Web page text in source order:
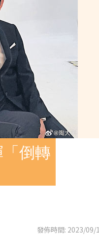
倒轉
發佈時間: 2023/09/